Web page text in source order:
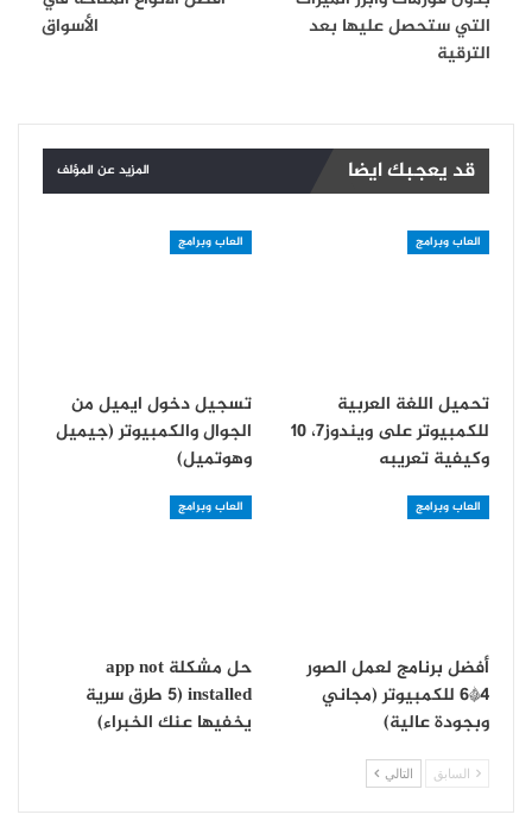
التي ستحصل عليها بعد
الترقية
الأسواق
قد يعجبك ايضا المزيد عن المؤلف
العاب وبرامج
تحميل اللغة العربية
للكمبيوتر على ويندوز7، 10
وكيفية تعريبه
العاب وبرامج
تسجيل دخول ايميل من
الجوال والكمبيوتر (جيميل
وهوتميل)
العاب وبرامج
أفضل برنامج لعمل الصور
4*6 للكمبيوتر (مجاني
وبجودة عالية)
العاب وبرامج
حل مشكلة app not
installed (5 طرق سرية
يخفيها عنك الخبراء)
السابق التالي